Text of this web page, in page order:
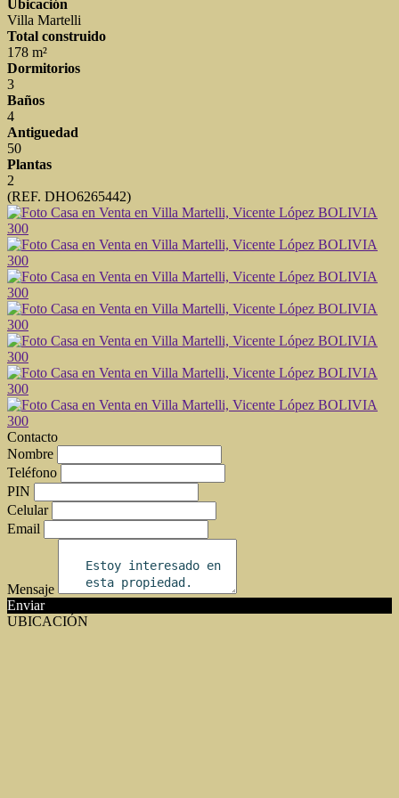
Ubicación
Villa Martelli
Total construido
178 m²
Dormitorios
3
Baños
4
Antiguedad
50
Plantas
2
(REF. DHO6265442)
Contacto
Nombre
Teléfono
PIN
Celular
Email
Mensaje
Enviar
UBICACIÓN